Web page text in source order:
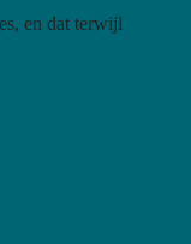
en dat terwijl